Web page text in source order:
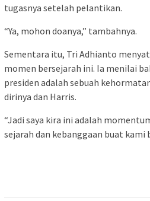
tugasnya setelah pelantikan.
“Ya, mohon doanya,” tambahnya.
Sementara itu, Tri Adhianto
momen bersejarah ini. Ia menilai
presiden adalah sebuah
dirinya dan Harris.
“Jadi saya kira ini adalah
sejarah dan kebanggaan buat kami